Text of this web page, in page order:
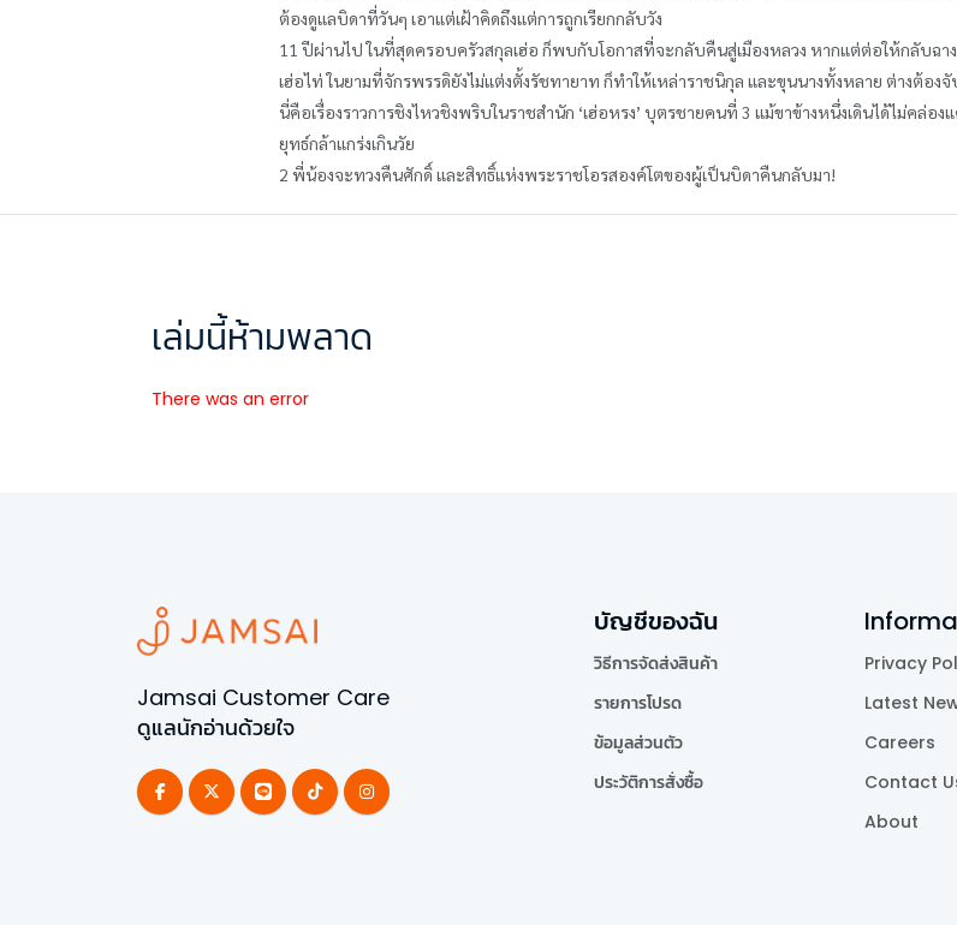
ต้องดูแลบิดาที่วันๆ เอาแต่เฝ้าคิดถึงแต่การถูกเรียกกลับวัง
11 ปีผ่านไป ในที่สุดครอบครัวสกุลเฮ่อ ก็พบกับโอกาสที่จะกลับคืนสู่เมืองหลวง หากแต่ต่อให้กลับฉา
เฮ่อไท่ ในยามที่จักรพรรดิยังไม่แต่งตั้งรัชทายาท ก็ทำให้เหล่าราชนิกุล และขุนนางทั้งหลาย ต่างต้อง
นี่คือเรื่องราวการชิงไหวชิงพริบในราชสำนัก ‘เฮ่อหรง’ บุตรชายคนที่ 3 แม้ขาข้างหนึ่งเดินได้ไม่คล่
ยุทธ์กล้าแกร่งเกินวัย
2 พี่น้องจะทวงคืนศักดิ์ และสิทธิ์แห่งพระราชโอรสองค์โตของผู้เป็นบิดาคืนกลับมา!
เล่มนี้ห้ามพลาด
There was an error
Jamsai Customer Care
ดูแลนักอ่านด้วยใจ
บัญชีของฉัน
วิธีการจัดส่งสินค้า
รายการโปรด
ข้อมูลส่วนตัว
ประวัติการสั่งซื้อ
Privacy
Latest
Careers
Contact
About